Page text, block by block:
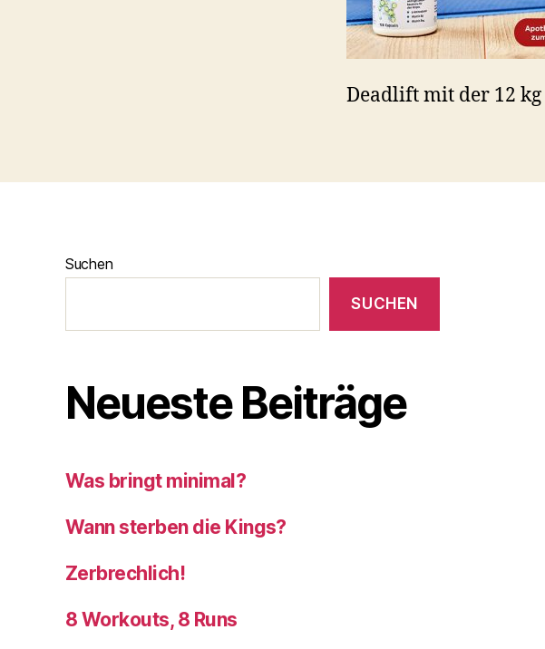
Deadlift mit der 12
Suchen
SUCHEN
Neueste Beiträge
Was bringt minimal?
Wann sterben die Kings?
Zerbrechlich!
8 Workouts, 8 Runs